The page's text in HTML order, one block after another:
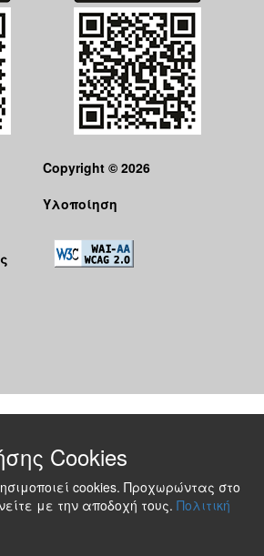
Copyright © 2026
Υλοποίηση
Cookies
cookies. Προχωρώντας στο
με την αποδοχή τους. Πολιτική